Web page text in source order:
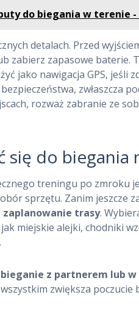
do biegania w terenie
detalach. Przed
zabierz zapasowe baterie.
jako nawigacja GPS, jeśli
zwłaszcza
rozważ zabranie ze
się do biegania
treningu po zmroku
sprzętu. Zanim jeszcze
zaplanowanie trasy.
miejskie alejki, chodniki
bieganie z partnerem lub
zwiększa poczucie